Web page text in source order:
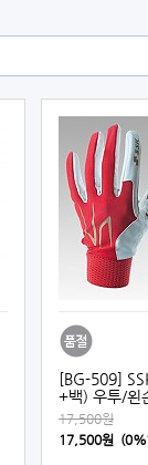
[BG-509]
+백) 우투/왼
17,500원
17,500원 (0%